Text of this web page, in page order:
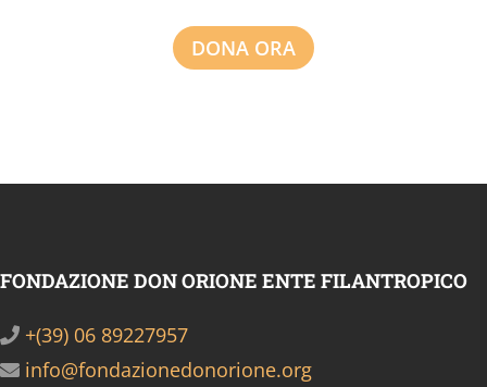
DONA ORA
FONDAZIONE DON ORIONE ENTE FILANTROPICO
+(39) 06 89227957
info@fondazionedonorione.org